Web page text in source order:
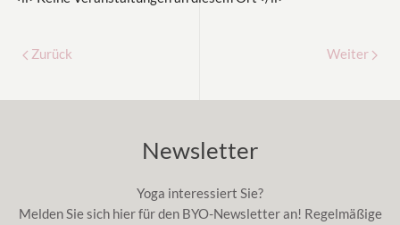
Zurück Weiter
Newsletter
Yoga interessiert Sie?
Melden Sie sich hier für den BYO-Newsletter an! Regelmäßige